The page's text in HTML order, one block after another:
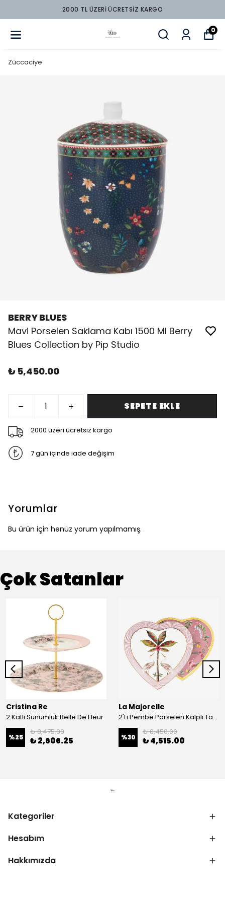
2000 TL ÜZERİ ÜCRETSİZ KARGO
0
Züccaciye
BERRY BLUES
Mavi Porselen Saklama Kabı 1500 Ml Berry
Blues Collection by Pip Studio
₺ 5,450.00
SEPETE EKLE
2000 üzeri ücretsiz kargo
7 gün içinde iade değişim
Yorumlar
Bu ürün için henüz yorum yapılmamış.
Çok Satanlar
Cristina Re
2 Katlı Sunumluk Belle De Fleur
%25
₺ 3,475.00
₺ 2,606.25
La Majorelle
2'Li Pembe Porselen Kalpli Tabak 21,5 Cm La Majorelle
%30
₺ 6,450.00
₺ 4,515.00
Kategoriler
Hesabım
Hakkımızda